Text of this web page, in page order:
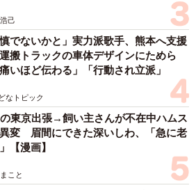
己
慎でないかと」実力派歌手、熊本へ支援
搬トラックの車体デザインにためら
いほど伝わる」「行動され立派」
なトピック
東京出張→飼い主さんが不在中ハムス
変 眉間にできた深いしわ、「急に老
【漫画】
こと